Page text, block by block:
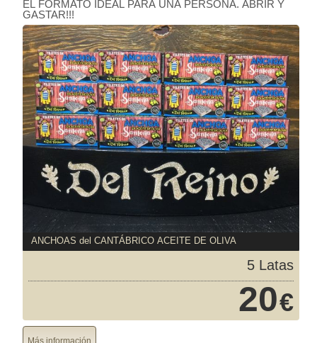
EL FORMATO IDEAL PARA UNA PERSONA. ABRIR Y
GASTAR!!!
ANCHOAS del CANTÁBRICO ACEITE DE OLIVA
5 Latas
20€
Más información